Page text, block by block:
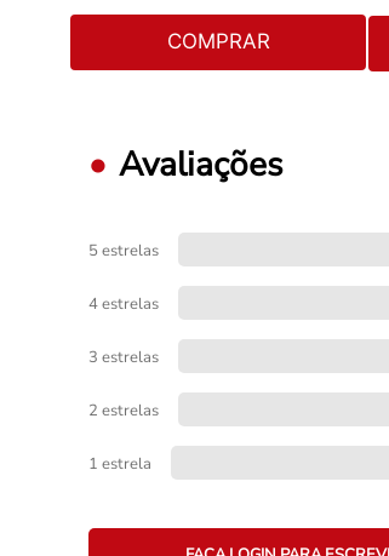
COMPRAR
Avaliações
5 estrelas
4 estrelas
3 estrelas
2 estrelas
1 estrela